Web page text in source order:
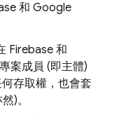
和 Google
Firebase 和
案成員 (即主體)
存取權，也會套
)。